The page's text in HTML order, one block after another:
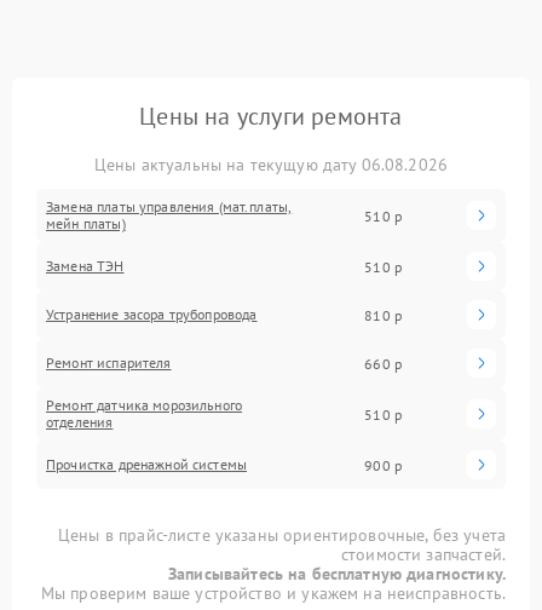
Цены на услуги ремонта
Цены актуальны на текущую дату 06.08.2026
Замена платы управления (мат.платы,
мейн платы)
510 р
Замена ТЭН 510 р
Устранение засора трубопровода 810 р
Ремонт испарителя 660 р
Ремонт датчика морозильного
отделения
510 р
Прочистка дренажной системы 900 р
Цены в прайс-листе указаны ориентировочные, без учета
стоимости запчастей.
Записывайтесь на бесплатную диагностику.
Мы проверим ваше устройство и укажем на неисправность.